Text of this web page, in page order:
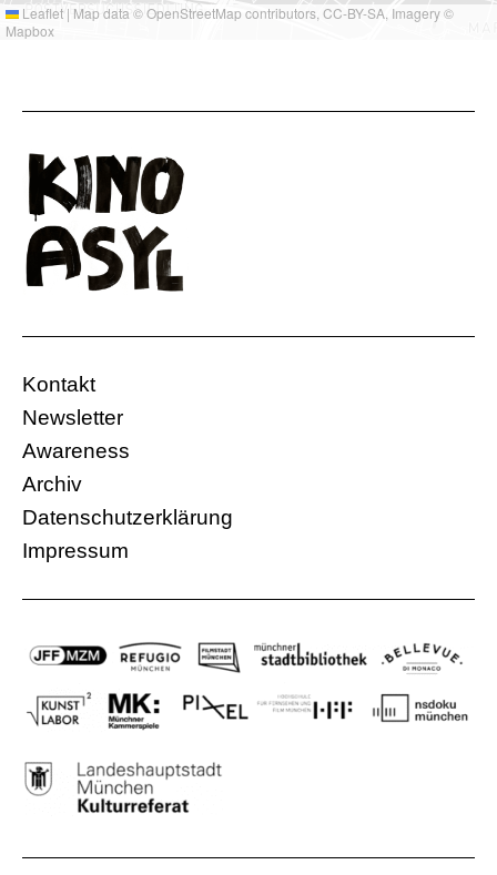
Leaflet | Map data ©OpenStreetMapcontributors, CC-BY-SA , Imagery ©
Mapbox
Kontakt
Newsletter
Awareness
Archiv
Datenschutzerklärung
Impressum